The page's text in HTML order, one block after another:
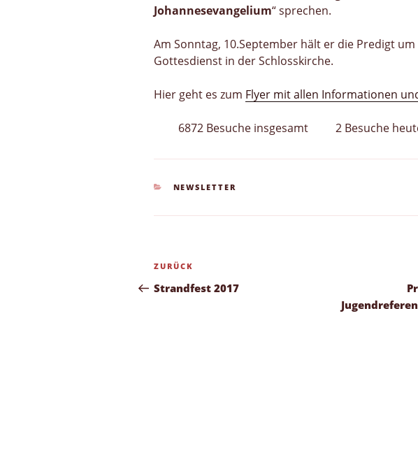
Johannesevangelium“ sprechen.
Am Sonntag, 10.September hält er die Predigt
Gottesdienst in der Schlosskirche.
Hier geht es zum Flyer mit allen Informationen
6872 Besuche insgesamt 2 Besuche
KATEGORIEN
NEWSLETTER
Beitragsnavigation
Vorheriger
Beitrag
ZURÜCK
Strandfest 2017